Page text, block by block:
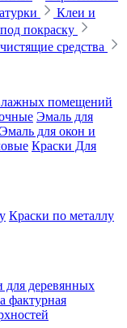
Клеи и
покраску
средства
помещений
Эмаль для
Эмаль для окон и
Краски Для
Краски по металлу
для деревянных
фактурная